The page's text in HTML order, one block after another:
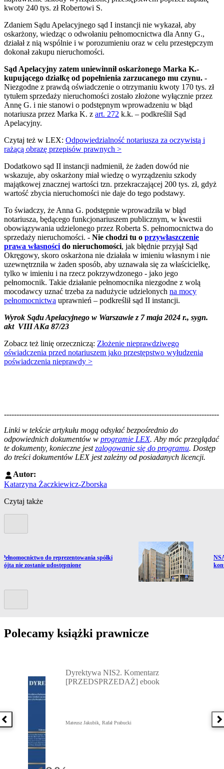
kwoty 240 tys. zł Robertowi S.
Zdaniem Sądu Apelacyjnego sąd I instancji nie wykazał, aby
oskarżony, wiedząc o odwołaniu pełnomocnictwa dla Anny G.,
działał z nią wspólnie i w porozumieniu oraz w celu przestępczym
dokonał zakupu nieruchomości.
Sąd Apelacyjny zatem uniewinnił oskarżonego Marka K.-
kupującego działkę od popełnienia zarzucanego mu czynu. -
Niezgodne z prawdą oświadczenie o otrzymaniu kwoty 170 tys. zł
tytułem sprzedaży nieruchomości zostało złożone wyłącznie przez
Annę G. i nie stanowi o podstępnym wprowadzeniu w błąd
notariusza przez Marka K. z art. 272 k.k. – podkreślił Sąd
Apelacyjny.
Czytaj też w LEX: Odpowiedzialność notariusza za oczywistą i
rażącą obrazę przepisów prawnych >
Dodatkowo sąd II instancji nadmienił, że żaden dowód nie
wskazuje, aby oskarżony miał wiedzę o wyrządzeniu szkody
majątkowej znacznej wartości tzn. przekraczającej 200 tys. zł, gdyż
wartość zbycia nieruchomości nie daje do tego podstawy.
To świadczy, że Anna G. podstępnie wprowadziła w błąd
notariusza, będącego funkcjonariuszem publicznym, w kwestii
obowiązywania udzielonego przez Roberta S. pełnomocnictwa do
sprzedaży nieruchomości. - Nie chodzi tu o przywłaszczenie
prawa własności do nieruchomości, jak błędnie przyjął Sąd
Okręgowy, skoro oskarżona nie działała w imieniu własnym i nie
uzewnętrzniła w żaden sposób, aby uznawała się za właścicielkę,
tylko w imieniu i na rzecz pokrzywdzonego - jako jego
pełnomocnik. Takie działanie pełnomocnika niezgodne z wolą
mocodawcy uznać trzeba za nadużycie udzielonych na mocy
pełnomocnictwa uprawnień – podkreślił sąd II instancji.
Wyrok Sądu Apelacyjnego w Warszawie z 7 maja 2024 r., sygn.
akt VIII AKa 87/23
Zobacz też linię orzeczniczą: Złożenie nieprawdziwego
oświadczenia przed notariuszem jako przestępstwo wyłudzenia
poświadczenia nieprawdy >
--------------------------------------------------------------------------------------
Linki w tekście artykułu mogą odsyłać bezpośrednio do
odpowiednich dokumentów w programie LEX. Aby móc przeglądać
te dokumenty, konieczne jestzalogowanie się do programu. Dostęp
do treści dokumentów LEX jest zależny od posiadanych licencji.
Autor:
Katarzyna Żaczkiewicz-Zborska
Czytaj także
do artykułu:
do reprezentowania spółki
nie zostanie udostępnione
Polecamy książki prawnicze
Poprzednia książka
Dyrektywa NIS2. Komentarz
[PRZEDSPRZEDAŻ] ebook
Mateusz Jakubik, Rafał Prabucki